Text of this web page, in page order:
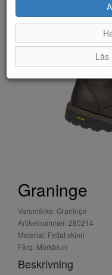
Graninge
Varumärke: Graninge
Artikelnummer: 280214
Material: Fettat skinn
Färg: Mörkbrun
Beskrivning
Läs